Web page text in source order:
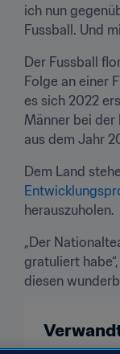
ich nun
Fussball. Und
Der Fussball
Folge an einer
es sich 2022
Männer bei
aus dem Jahr
Dem Land
herauszuholen.
„Der
gratuliert
diesen